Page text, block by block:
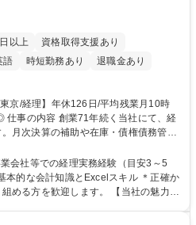
以上
資格取得支援あり
語 時短勤務あり
退職金あり
経
月次決算の補助や在庫・債権債務管理
ーの改善や財務諸表作成プロセス全体
の補助・一部担
務） ■伝票処理・突合・チェック業務
理フロー・締めのスケジュール管理
会社等での経理実務経験（目安3～5
本的な会計知識とExcelスキル ＊正確か
歓迎します。 【当社の魅力】